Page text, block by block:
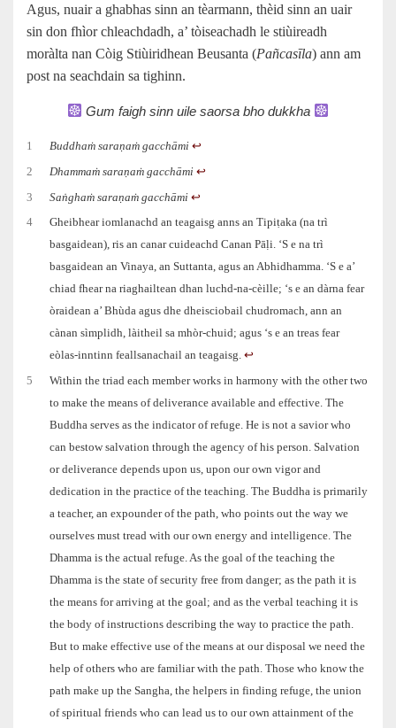
Agus, nuair a ghabhas sinn an tèarmann, thèid sinn an uair
sin don fhìor chleachdadh, a’ tòiseachadh le stiùireadh
moràlta nan Còig Stiùiridhean Beusanta (Pañcasīla) ann am
post na seachdain sa tighinn.
Gum faigh sinn uile saorsa bho dukkha
1 Buddhaṁ saraṇaṁ gacchāmi ↩︎
2 Dhammaṁ saraṇaṁ gacchāmi ↩︎
3 Saṅghaṁ saraṇaṁ gacchāmi ↩︎
4
Gheibhear iomlanachd an teagaisg anns an Tipiṭaka (na trì
basgaidean), ris an canar cuideachd Canan Pāḷi. ‘S e na trì
basgaidean an Vinaya, an Suttanta, agus an Abhidhamma. ‘S e a’
chiad fhear na riaghailtean dhan luchd-na-cèille; ‘s e an dàrna fear
òraidean a’ Bhùda agus dhe dheisciobail chudromach, ann an
cànan sìmplidh, làitheil sa mhòr-chuid; agus ‘s e an treas fear
eòlas-inntinn feallsanachail an teagaisg.↩︎
5
Within the triad each member works in harmony with the other two
to make the means of deliverance available and effective. The
Buddha serves as the indicator of refuge. He is not a savior who
can bestow salvation through the agency of his person. Salvation
or deliverance depends upon us, upon our own vigor and
dedication in the practice of the teaching. The Buddha is primarily
a teacher, an expounder of the path, who points out the way we
ourselves must tread with our own energy and intelligence. The
Dhamma is the actual refuge. As the goal of the teaching the
Dhamma is the state of security free from danger; as the path it is
the means for arriving at the goal; and as the verbal teaching it is
the body of instructions describing the way to practice the path.
But to make effective use of the means at our disposal we need the
help of others who are familiar with the path. Those who know the
path make up the Sangha, the helpers in finding refuge, the union
of spiritual friends who can lead us to our own attainment of the